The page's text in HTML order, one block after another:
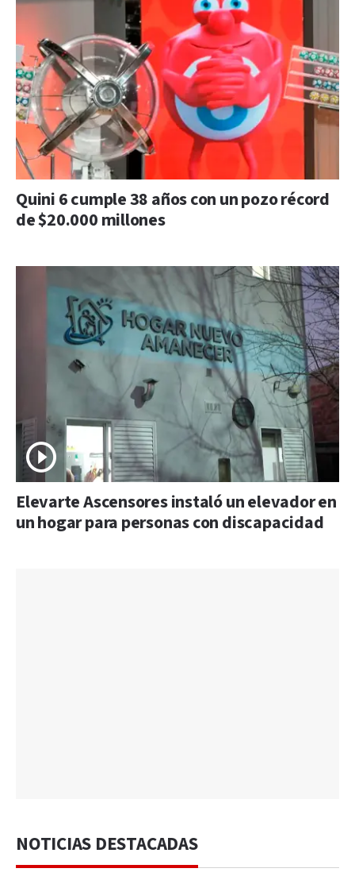
Quini 6 cumple 38 años con un pozo récord
de $20.000 millones
Elevarte Ascensores instaló un elevador en
un hogar para personas con discapacidad
NOTICIAS DESTACADAS